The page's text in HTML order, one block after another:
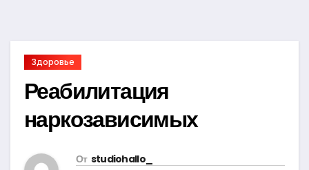
Здоровье
Реабилитация
наркозависимых
От studiohallo_